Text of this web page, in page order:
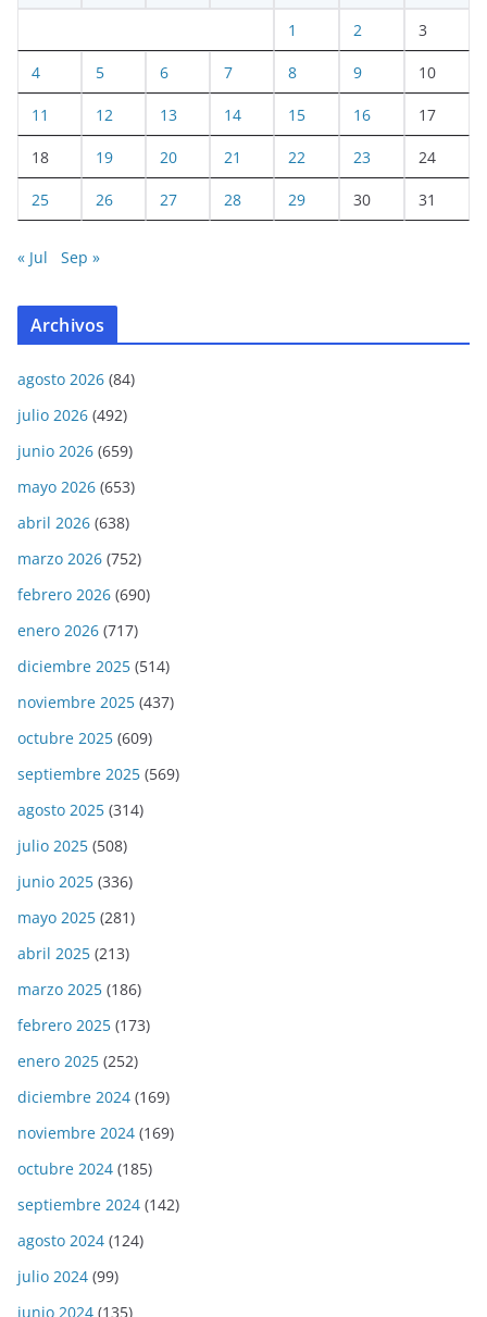
1 2 3
4 5 6 7 8 9 10
11 12 13 14 15 16 17
18 19 20 21 22 23 24
25 26 27 28 29 30 31
« Jul Sep »
Archivos
agosto 2026 (84)
julio 2026 (492)
junio 2026 (659)
mayo 2026 (653)
abril 2026 (638)
marzo 2026 (752)
febrero 2026 (690)
enero 2026 (717)
diciembre 2025 (514)
noviembre 2025 (437)
octubre 2025 (609)
septiembre 2025 (569)
agosto 2025 (314)
julio 2025 (508)
junio 2025 (336)
mayo 2025 (281)
abril 2025 (213)
marzo 2025 (186)
febrero 2025 (173)
enero 2025 (252)
diciembre 2024 (169)
noviembre 2024 (169)
octubre 2024 (185)
septiembre 2024 (142)
agosto 2024 (124)
julio 2024 (99)
junio 2024 (135)